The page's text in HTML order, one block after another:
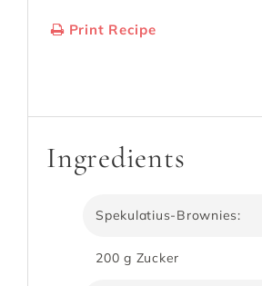
Print Recipe
Ingredients
Spekulatius-Brownies:
200 g Zucker